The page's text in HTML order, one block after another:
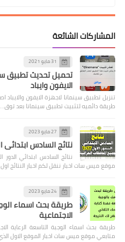
المشاركات الشائعة
31 مايو 2021
تحميل تحديث تطبيق
الايفون وايباد
تنزيل تطبيق سينمانا لاجهزة الايفون
طريقة دائميه لتثبيت تطبيق سينمانا بعد توق…
27 مايو 2023
نتائج السادس ابتدائي
موقع ميس سات اخبار ننقل لكم اخبار النتائج
24 مايو 2023
طريقة بحث اسماء
الاجتماعية
طريقة بحث اسماء الوجبة التاسعة الرعاية
متابعي موقع ميس سات اخبار الموقع الاول